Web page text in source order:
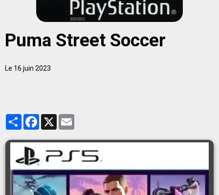
Puma Street Soccer
Le 16 juin 2023
PartagerFacebook
X